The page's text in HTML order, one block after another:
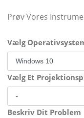
Prøv Vores
Vælg
Vælg Et
Beskriv Dit Problem